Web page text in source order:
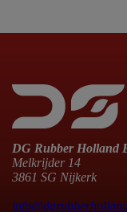
DG Rubber Holland
Melkrijder 14
3861 SG Nijkerk